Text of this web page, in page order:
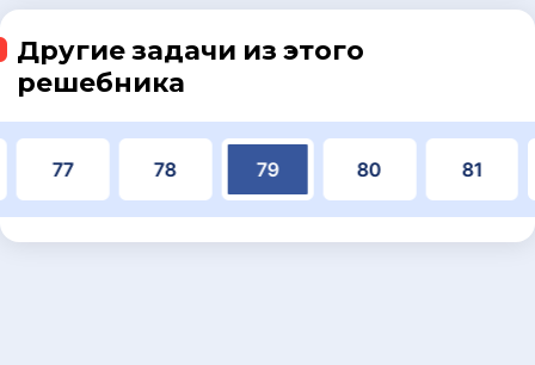
Другие задачи из этого
решебника
77 78 79 80 81